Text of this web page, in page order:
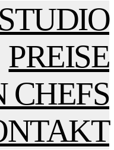
STUDIO
PREISE
CHEFS